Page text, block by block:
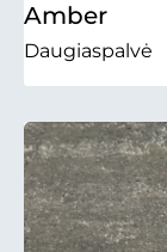
Amber
Daugiaspalvė